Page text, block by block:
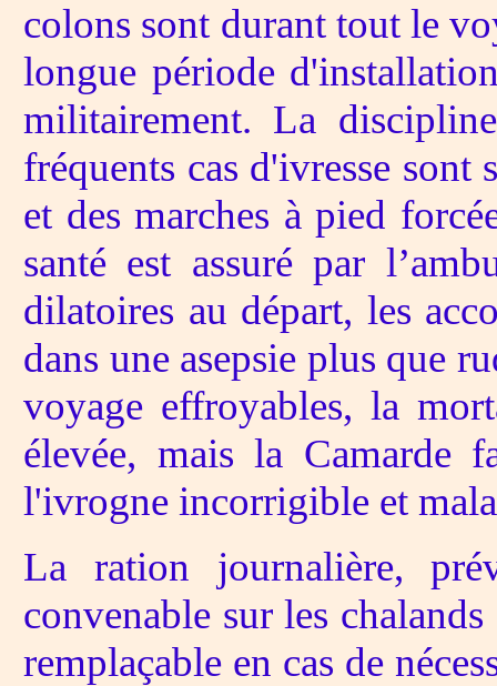
colons sont durant tout le
longue période
militairement. La
fréquents cas d'ivresse sont
et des marches à pied
santé est assuré par
dilatoires au départ, les
dans une asepsie plus que
voyage effroyables, la
élevée, mais la Camarde
l'ivrogne incorrigible et
La ration journalière,
convenable sur les
remplaçable en cas de